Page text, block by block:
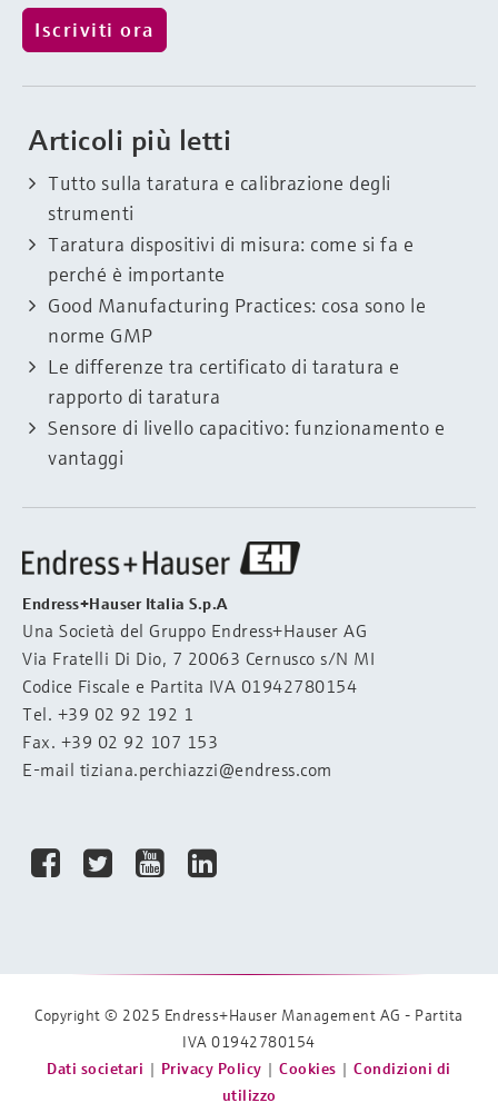
Articoli più letti
Tutto sulla taratura e calibrazione degli
strumenti
Taratura dispositivi di misura: come si fa e
perché è importante
Good Manufacturing Practices: cosa sono le
norme GMP
Le differenze tra certificato di taratura e
rapporto di taratura
Sensore di livello capacitivo: funzionamento e
vantaggi
Endress+Hauser Italia S.p.A
Una Società del Gruppo Endress+Hauser AG
Via Fratelli Di Dio, 7 20063 Cernusco s/N MI
Codice Fiscale e Partita IVA 01942780154
Tel. +39 02 92 192 1
Fax. +39 02 92 107 153
E-mail tiziana.perchiazzi@endress.com
Copyright © 2025 Endress+Hauser Management AG - Partita
IVA 01942780154
Dati societari | Privacy Policy | Cookies | Condizioni di
utilizzo